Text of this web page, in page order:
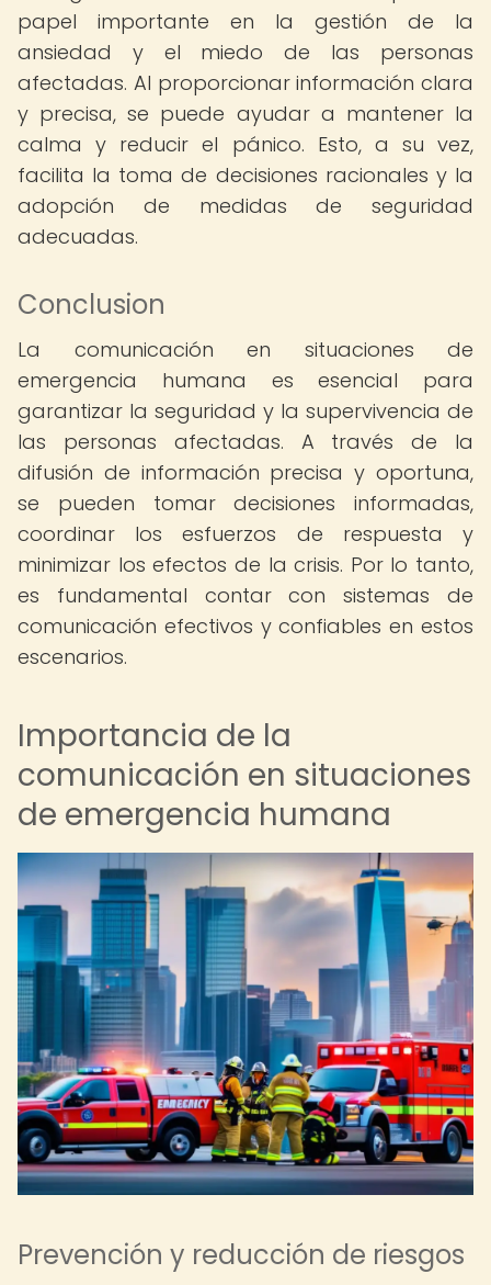
papel importante en la gestión de la
ansiedad y el miedo de las personas
afectadas. Al proporcionar información clara
y precisa, se puede ayudar a mantener la
calma y reducir el pánico. Esto, a su vez,
facilita la toma de decisiones racionales y la
adopción de medidas de seguridad
adecuadas.
Conclusion
La comunicación en situaciones de
emergencia humana es esencial para
garantizar la seguridad y la supervivencia de
las personas afectadas. A través de la
difusión de información precisa y oportuna,
se pueden tomar decisiones informadas,
coordinar los esfuerzos de respuesta y
minimizar los efectos de la crisis. Por lo tanto,
es fundamental contar con sistemas de
comunicación efectivos y confiables en estos
escenarios.
Importancia de la
comunicación en situaciones
de emergencia humana
Prevención y reducción de riesgos